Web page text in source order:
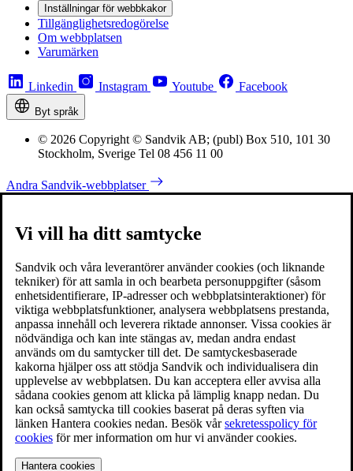
Inställningar för webbkakor
Tillgänglighetsredogörelse
Om webbplatsen
Varumärken
Linkedin Instagram Youtube Facebook
Byt språk
© 2026 Copyright © Sandvik AB; (publ) Box 510, 101 30
Stockholm, Sverige Tel 08 456 11 00
Andra Sandvik-webbplatser
Vi vill ha ditt samtycke
Sandvik och våra leverantörer använder cookies (och liknande
tekniker) för att samla in och bearbeta personuppgifter (såsom
enhetsidentifierare, IP-adresser och webbplatsinteraktioner) för
viktiga webbplatsfunktioner, analysera webbplatsens prestanda,
anpassa innehåll och leverera riktade annonser. Vissa cookies är
nödvändiga och kan inte stängas av, medan andra endast
används om du samtycker till det. De samtyckesbaserade
kakorna hjälper oss att stödja Sandvik och individualisera din
upplevelse av webbplatsen. Du kan acceptera eller avvisa alla
sådana cookies genom att klicka på lämplig knapp nedan. Du
kan också samtycka till cookies baserat på deras syften via
länken Hantera cookies nedan. Besök vårsekretesspolicy för
cookies för mer information om hur vi använder cookies.
Hantera cookies